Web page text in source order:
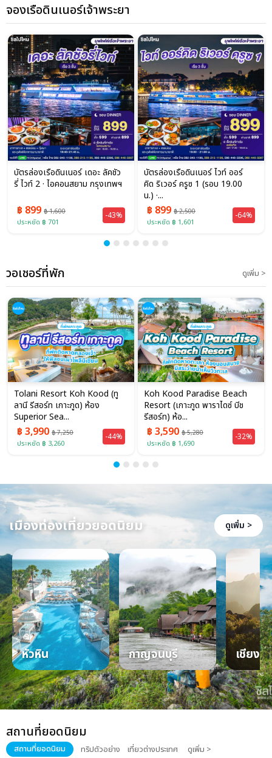
จองเรือดินเนอร์เจ้าพระยา
บัตรล่องเรือดินเนอร์ เดอะ ลัคชัว
รี่ ไวท์ 2 · ไอคอนสยาม กรุงเทพฯ
฿ 899 ฿ 1,600
ประหยัด ฿ 701
-43%
บัตรล่องเรือดินเนอร์ ไวท์ ออร์
คิด ริเวอร์ ครูซ 1 (รอบ 19.00
น.) ·...
฿ 899 ฿ 2,500
ประหยัด ฿ 1,601
-64%
วอเชอร์ที่พัก ดูเพิ่ม >
Tolani Resort Koh Kood (ทู
ลานี รีสอร์ท เกาะกูด) ห้อง
Superior Sea...
฿ 3,990 ฿ 7,250
ประหยัด ฿ 3,260
-44%
Koh Kood Paradise Beach
Resort (เกาะกูด พาราไดซ์ บีช
รีสอร์ท) ห้อ...
฿ 3,590 ฿ 5,280
ประหยัด ฿ 1,690
-32%
เมืองท่องเที่ยวยอดนิยม ดูเพิ่ม >
หัวหิน กาญจนบุรี เชียงใ
สถานที่ยอดนิยม
สถานที่ยอดนิยม ทริปตัวอย่าง เที่ยวต่างประเทศ ดูเพิ่ม >